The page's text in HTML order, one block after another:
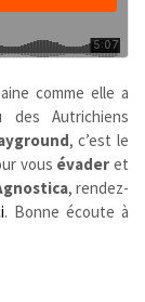
comme elle a
des Autrichiens
, c’est le
vous évader et
, rendez-
. Bonne écoute à